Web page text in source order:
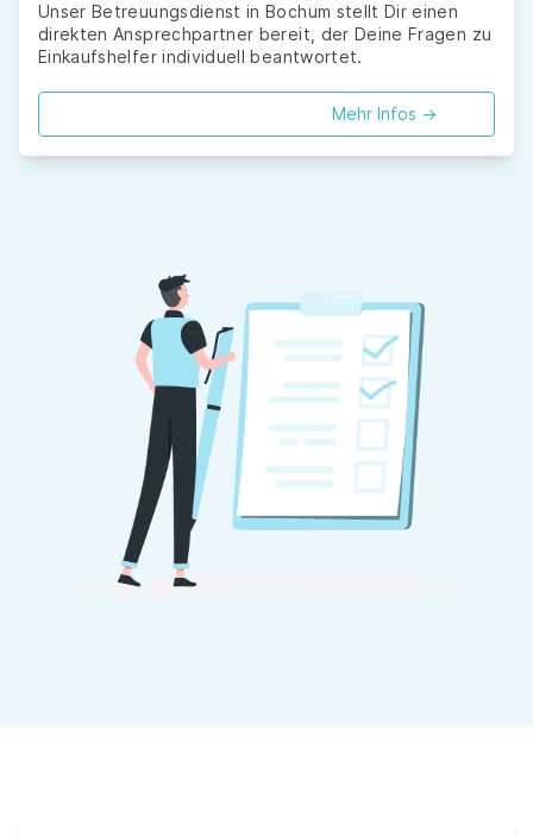
Unser Betreuungsdienst in Bochum stellt Dir einen
direkten Ansprechpartner bereit, der Deine Fragen zu
Einkaufshelfer individuell beantwortet.
Mehr Infos ->